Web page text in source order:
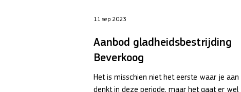
Aanbod gladheidsbestrijding
Beverkoog
Het is misschien niet het eerste waar je aan
denkt in deze periode, maar het gaat er wel
11 sep 2023